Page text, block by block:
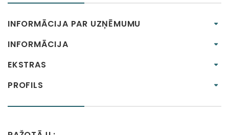
INFORMĀCIJA PAR UZŅĒMUMU
INFORMĀCIJA
EKSTRAS
PROFILS